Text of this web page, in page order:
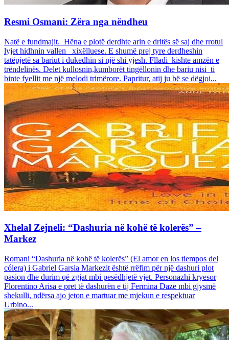
Resmi Osmani: Zëra nga nëndheu
Natë e fundmajit. Hëna e plotë derdhte arin e dritës së saj dhe rrotul
lyjet hidhnin vallen xixëlluese. E shumë prej tyre derdheshin
tatëpjetë sa bariut i dukedhin si një shi yjesh. Flladi kishte amzën e
trëndelinës. Delet kullosnin,kumborët tingëllonin dhe bariu nisi ti
binte fyellit me një melodi trimërore. Papritur, atij ju bë se dëgjoi...
Xhelal Zejneli: “Dashuria në kohë të kolerës” –
Markez
Romani “Dashuria në kohë të kolerës” (El amor en los tiempos del
cólera) i Gabriel Garsia Markezit është rrëfim për një dashuri plot
pasion dhe durim që zgjat mbi pesëdhjetë vjet. Personazhi kryesor
Florentino Arisa e pret të dashurën e tij Fermina Daze mbi gjysmë
shekulli, ndërsa ajo jeton e martuar me mjekun e respektuar
Urbino...